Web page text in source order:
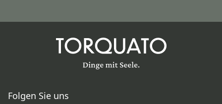
Folgen Sie uns